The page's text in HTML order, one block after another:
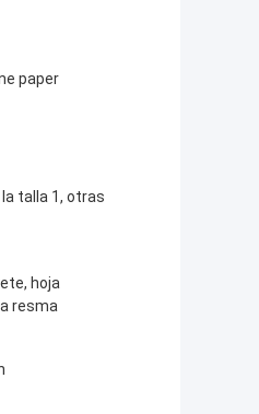
paper
talla 1, otras
hoja
resma